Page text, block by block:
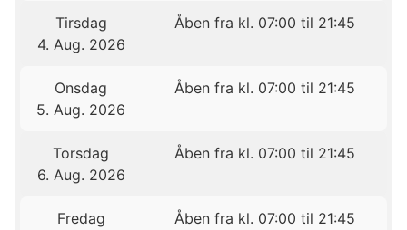
Tirsdag
4. Aug. 2026
Åben fra kl. 07:00 til 21:45
Onsdag
5. Aug. 2026
Åben fra kl. 07:00 til 21:45
Torsdag
6. Aug. 2026
Åben fra kl. 07:00 til 21:45
Fredag
Åben fra kl. 07:00 til 21:45